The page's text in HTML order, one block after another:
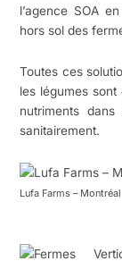
l’agence SOA
hors sol des
Toutes ces
les légumes
nutriments
sanitairement.
Lufa Farms – Montréal